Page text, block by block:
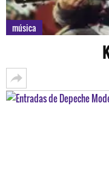
música